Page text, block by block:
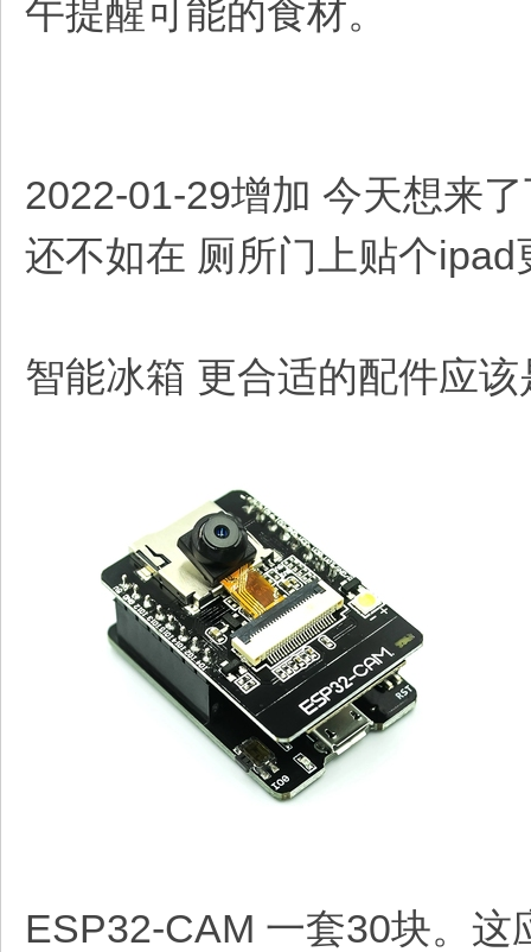
午提醒可能的食材。
2022-01-29增加 今天想来
还不如在 厕所门上贴个ipad
智能冰箱 更合适的配件应
ESP32-CAM 一套30块。